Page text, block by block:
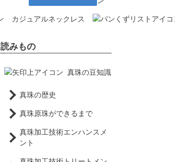
カジュアルネックレス
読みもの
真珠の豆知識
真珠の歴史
真珠原珠ができるまで
真珠加工技術エンハンスメ
ント